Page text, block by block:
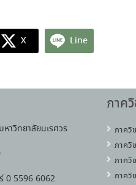
X Line
าวิทยาลัยนเรศวร
0 5596 6062
ภาค
ภาควิ
ภาควิ
ภาควิ
ภาควิ